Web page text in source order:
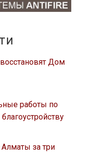
Дом
работы по
за три